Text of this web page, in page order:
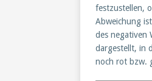
festzustellen,
Abweichung
des negativen
dargestellt, in
noch rot bzw.